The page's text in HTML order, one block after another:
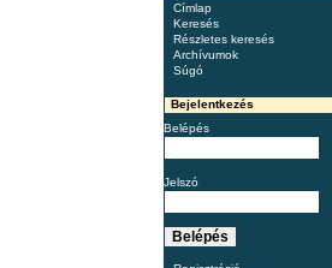
Címlap
Keresés
Részletes keresés
Archívumok
Súgó
Bejelentkezés
Belépés
Jelszó